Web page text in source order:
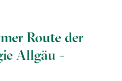
Route der
Allgäu -